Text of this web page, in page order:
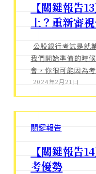
【關鍵報告
上？重新審
公股銀行考試是就
我們開始準備的時
會，你很可能因為
2024年2月21日
關鍵報告
【關鍵報告
考優勢